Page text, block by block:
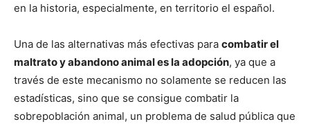
en la historia, especialmente, en territorio el español.
Una de las alternativas más efectivas para combatir el
maltrato y abandono animal es la adopción, ya que a
través de este mecanismo no solamente se reducen las
estadísticas, sino que se consigue combatir la
sobrepoblación animal, un problema de salud pública que